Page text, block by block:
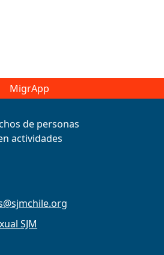
MigrApp
de personas
actividades
SJM